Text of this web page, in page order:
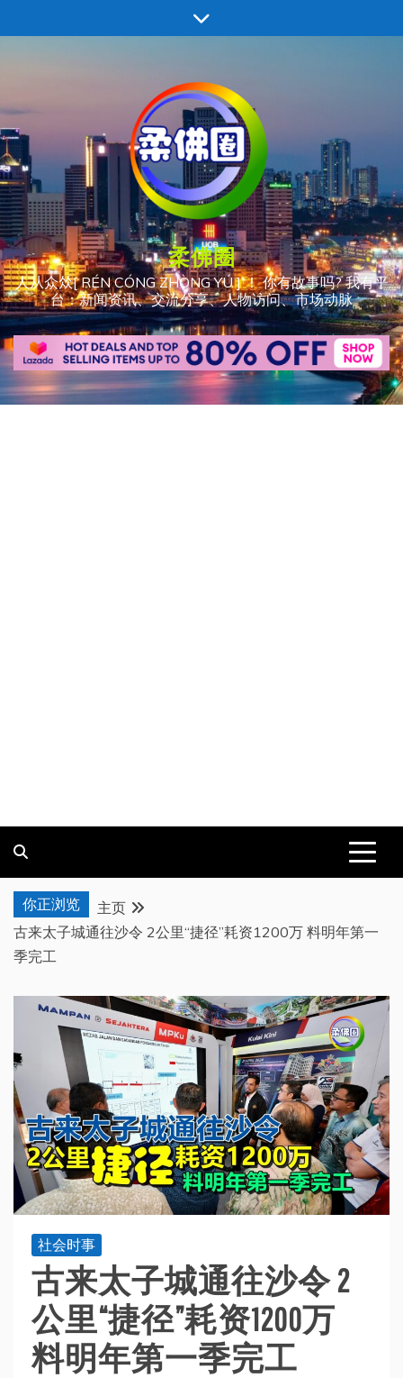
至
柔佛圈
人从众𠈌[ RÉN CÓNG ZHÒNG YÚ ] ！ 你有故事吗? 我有平
台：新闻资讯、交流分享、人物访问、市场动脉
你正浏览
主页
古来太子城通往沙令 2公里“捷径”耗资1200万 料明年第一
季完工
社会时事
古来太子城通往沙令 2
公里“捷径”耗资1200万
料明年第一季完工